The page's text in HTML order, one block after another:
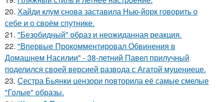
20. Хайди клум снова заставила Нью-йорк говорить о
себе и о своём спутнике.
21. "Безобидный" образ и неожиданная реакция.
22. "Впервые Прокомментировал Обвинения в
Домашнем Насилии" - 38-летний Павел прилучный
поделился своей версией развода с Агатой муцениеце.
23. Сестра Бьянки цензори повторила её самые смелые
"Голые" образы.